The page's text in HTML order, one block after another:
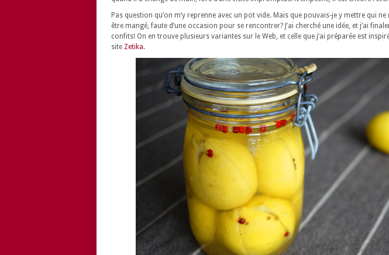
Pas question qu’on m’y reprenne avec un pot vide. Mais que pouvais-je y mettre qui
être mangé, faute d’une occasion pour se rencontrer? J’ai cherché une idée, et j’ai
confits! On en trouve plusieurs variantes sur le Web, et celle que j’ai préparée est
site Zetika.